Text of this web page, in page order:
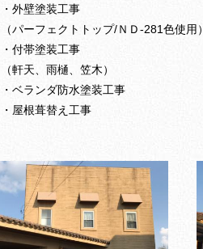
・外壁塗装工事
（パーフェクトトップ/ＮＤ-281色使用）
・付帯塗装工事
（軒天、雨樋、笠木）
・ベランダ防水塗装工事
・屋根葺替え工事